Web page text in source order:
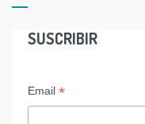
SUSCRIBIR
Email *